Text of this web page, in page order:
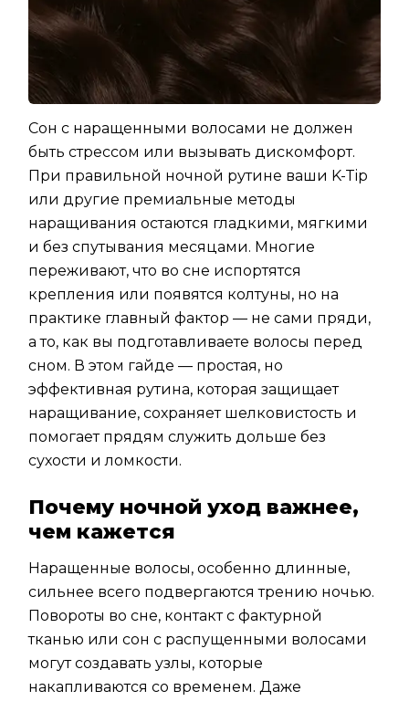
Сон с наращенными волосами не должен
быть стрессом или вызывать дискомфорт.
При правильной ночной рутине ваши K-Tip
или другие премиальные методы
наращивания остаются гладкими, мягкими
и без спутывания месяцами. Многие
переживают, что во сне испортятся
крепления или появятся колтуны, но на
практике главный фактор — не сами пряди,
а то, как вы подготавливаете волосы перед
сном. В этом гайде — простая, но
эффективная рутина, которая защищает
наращивание, сохраняет шелковистость и
помогает прядям служить дольше без
сухости и ломкости.
Почему ночной уход важнее,
чем кажется
Наращенные волосы, особенно длинные,
сильнее всего подвергаются трению ночью.
Повороты во сне, контакт с фактурной
тканью или сон с распущенными волосами
могут создавать узлы, которые
накапливаются со временем. Даже